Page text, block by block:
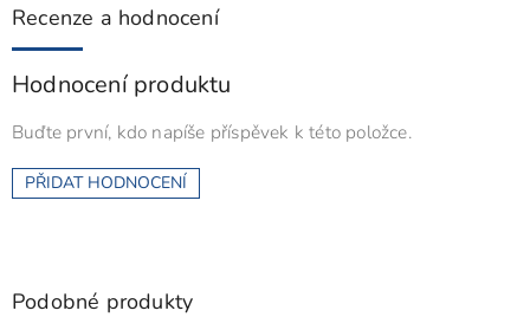
Recenze a hodnocení
Hodnocení produktu
Buďte první, kdo napíše příspěvek k této položce.
PŘIDAT HODNOCENÍ
Podobné produkty